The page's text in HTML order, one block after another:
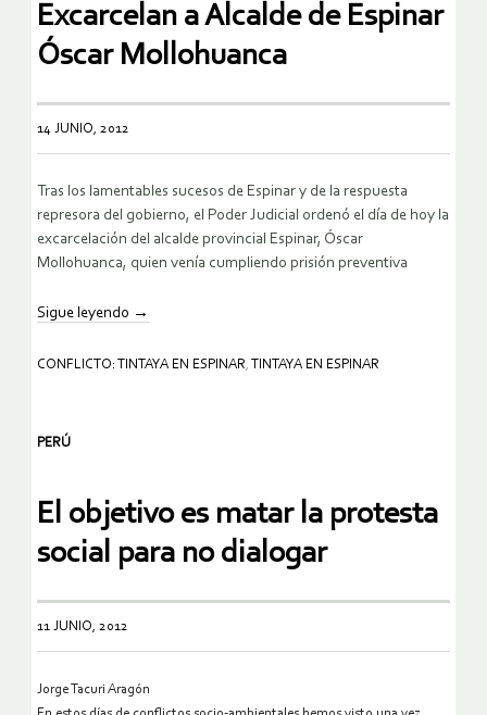
Excarcelan a Alcalde de Espinar
Óscar Mollohuanca
14 JUNIO, 2012
Tras los lamentables sucesos de Espinar y de la respuesta
represora del gobierno, el Poder Judicial ordenó el día de hoy la
excarcelación del alcalde provincial Espinar, Óscar
Mollohuanca, quien venía cumpliendo prisión preventiva
Sigue leyendo →
CONFLICTO: TINTAYA EN ESPINAR, TINTAYA EN ESPINAR
PERÚ
El objetivo es matar la protesta
social para no dialogar
11 JUNIO, 2012
Jorge Tacuri Aragón